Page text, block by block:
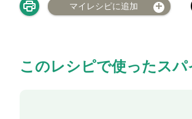
マイレシピに追加
このレシピで使ったス